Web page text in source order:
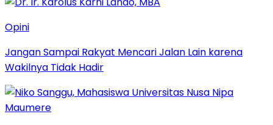
Opini
Jangan Sampai Rakyat Mencari Jalan Lain karena
Wakilnya Tidak Hadir